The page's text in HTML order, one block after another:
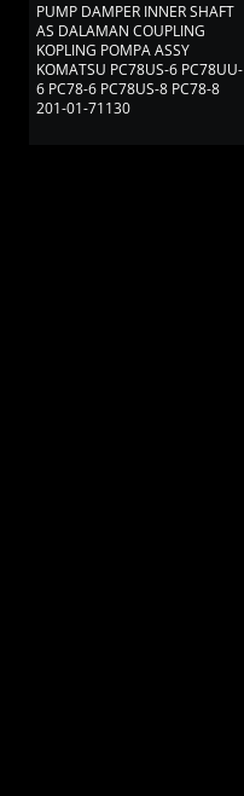
PUMP DAMPER INNER SHAFT
AS DALAMAN COUPLING
KOPLING POMPA ASSY
KOMATSU PC78US-6 PC78UU-
6 PC78-6 PC78US-8 PC78-8
201-01-71130